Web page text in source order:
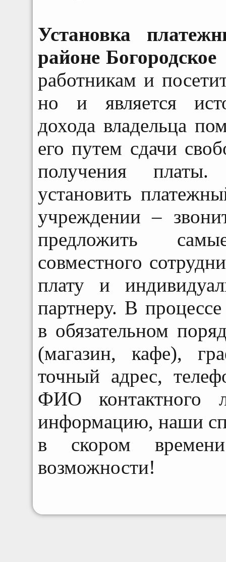
Установка
районе Богородское
работникам и
но и является
дохода владельца
его путем сдачи
получения
установить
учреждении –
предложить
совместного
плату и
партнеру. В
в обязательном
(магазин, кафе),
точный адрес,
ФИО контактного
информацию, наши
в скором
возможности!